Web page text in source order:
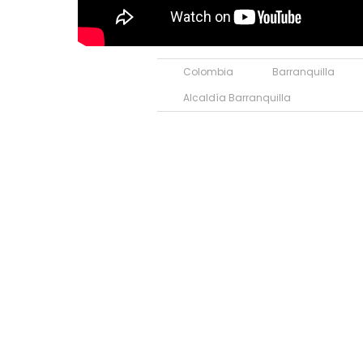
Colombia Barranquilla
Alcaldía Barranquilla